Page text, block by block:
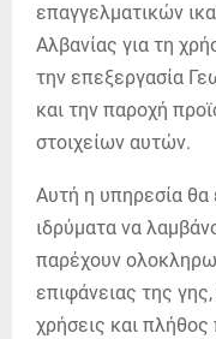
επαγγελματικών
Αλβανίας για τη
την επεξεργασία
και την παροχή
στοιχείων αυτών.
Αυτή η υπηρεσία θα
ιδρύματα να
παρέχουν
επιφάνειας της
χρήσεις και